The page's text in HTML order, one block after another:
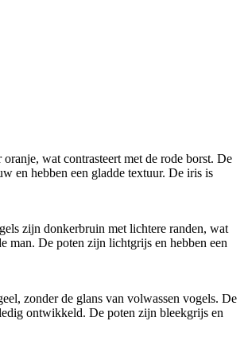
wat contrasteert met de rode borst. De
en hebben een gladde textuur. De iris is
zijn donkerbruin met lichtere randen, wat
man. De poten zijn lichtgrijs en hebben een
zonder de glans van volwassen vogels. De
ontwikkeld. De poten zijn bleekgrijs en